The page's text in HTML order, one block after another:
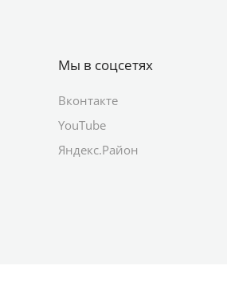
Мы в соцсетях
Вконтакте
YouTube
Яндекс.Район